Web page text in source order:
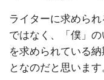
ライターに求めら
ではなく、「僕」
を求められている
となのだと思います